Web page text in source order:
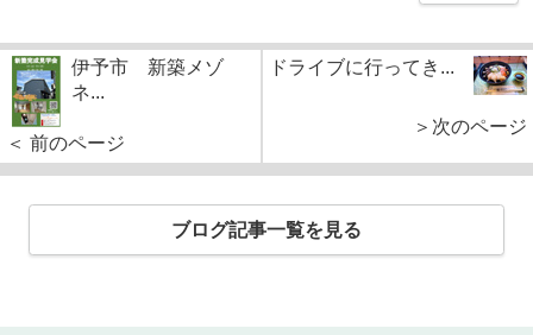
伊予市 新築メゾ
ネ...
＜ 前のページ
ドライブに行ってき...
＞次のページ
ブログ記事一覧を見る